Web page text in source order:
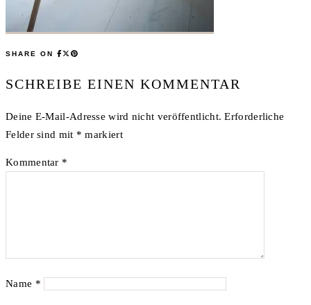
SHARE ON
SCHREIBE EINEN KOMMENTAR
Deine E-Mail-Adresse wird nicht veröffentlicht. Erforderliche
Felder sind mit * markiert
Kommentar *
Name *